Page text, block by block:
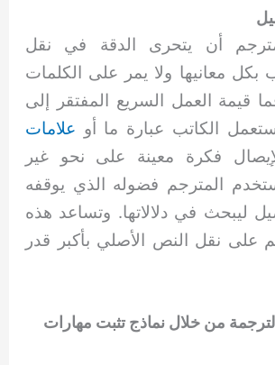
أن يتحرى الدقة في نقل
بكل معانيها ولا يمر على الكلمات
قيمة العمل السريع المفتقر إلى
الكاتب عبارة ما أو علامات
فكرة معينة على نحو غير
المترجم فضوله الذي يوقفه
ليبحث في دلالاتها. وتساعد هذه
على نقل النص الأصلي بأكبر قدر
من خلال نماذج تثبت مهارات